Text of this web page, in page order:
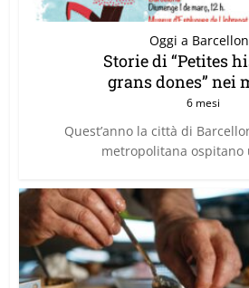
Oggi a
Storie di “Petites
grans dones” nei
6 mesi
Quest’anno la città di
metropolitana ospitano